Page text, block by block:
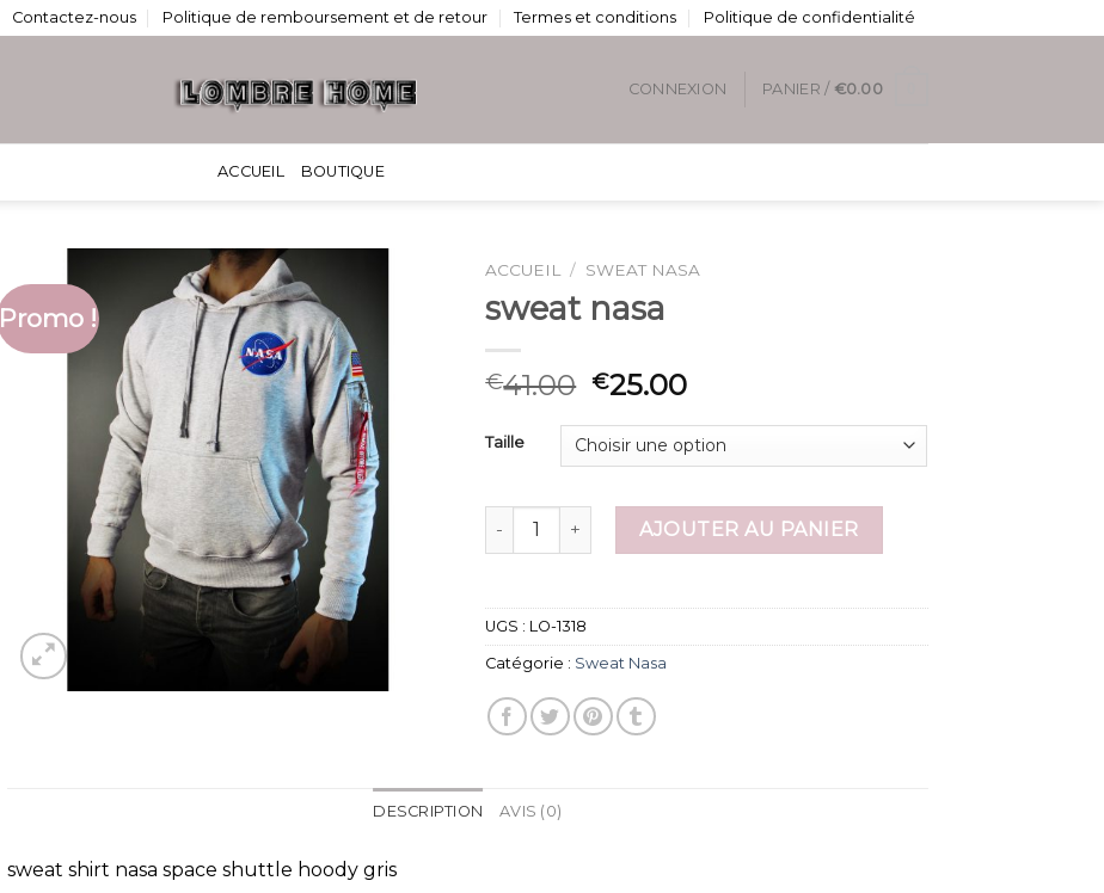
Contactez-nous Politique de remboursement et de retour Termes et conditions Politique de confidentialité
CONNEXION PANIER / €0.00
ACCUEIL BOUTIQUE
Promo !
ACCUEIL / SWEAT NASA
sweat nasa
€41.00 €25.00
Taille
quantité de sweat nasaAJOUTER AU PANIER
UGS : LO-1318
Catégorie : Sweat Nasa
DESCRIPTION AVIS (0)
sweat shirt nasa space shuttle hoody gris